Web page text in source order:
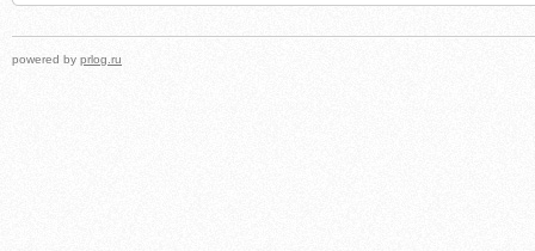
powered by prlog.ru